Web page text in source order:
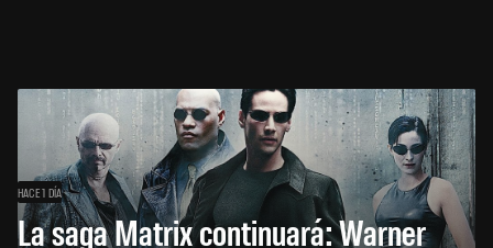
HACE 1 DÍA
La saga Matrix continuará: Warner